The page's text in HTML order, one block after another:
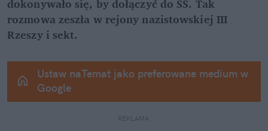
rozmowa zeszła w rejony nazistowskiej III
Rzeszy i sekt.
Ustaw naTemat jako preferowane medium w
Google
REKLAMA